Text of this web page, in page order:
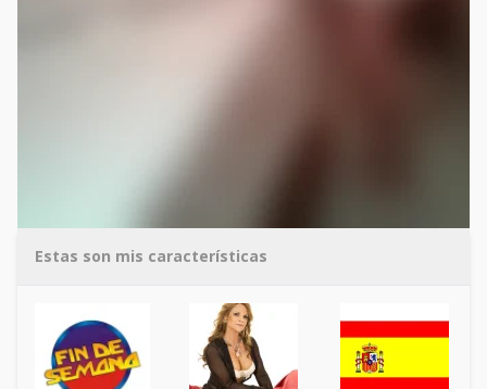
Estas son mis características